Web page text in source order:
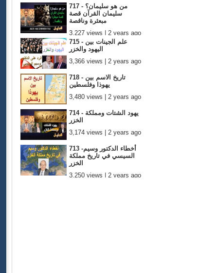
717 - من هو سليمان؟
سليمان القرآن قصة
مبعثرة وناقصة
3,227 views | 2 years ago
715 - علم الجينات بين
اليهود والخزر
3,366 views | 2 years ago
718 - تاريخ الاسم بين
يهوذا وفلسطين
3,480 views | 2 years ago
714 - يهود الشتات ومملكة
الخزر
3,174 views | 2 years ago
713 -أخطاء الدكتور وسيم
السيسي في تاريخ مملكة
الخزر
3,250 views | 2 years ago